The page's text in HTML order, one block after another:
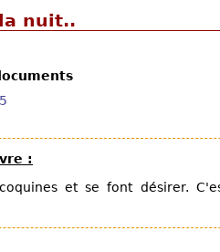
nuit..
:
et se font désirer.